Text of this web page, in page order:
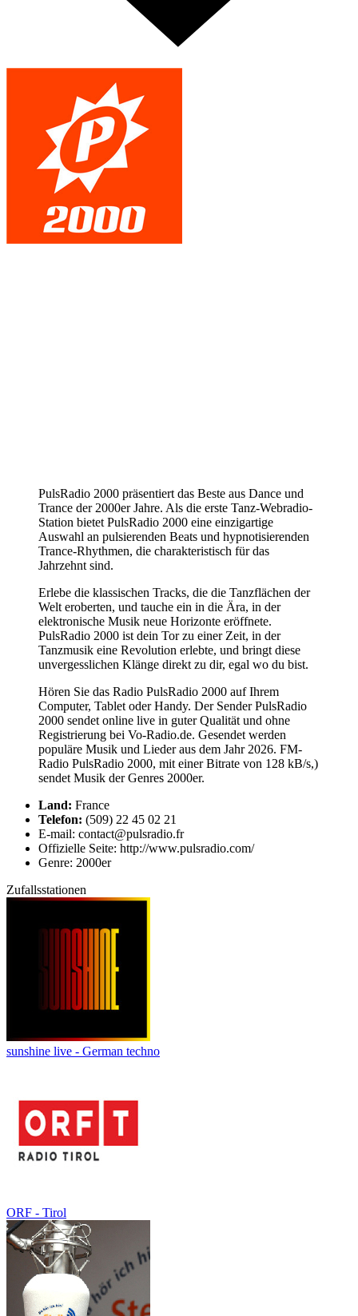
PulsRadio 2000 präsentiert das Beste aus Dance und
Trance der 2000er Jahre. Als die erste Tanz-Webradio-
Station bietet PulsRadio 2000 eine einzigartige
Auswahl an pulsierenden Beats und hypnotisierenden
Trance-Rhythmen, die charakteristisch für das
Jahrzehnt sind.
Erlebe die klassischen Tracks, die die Tanzflächen der
Welt eroberten, und tauche ein in die Ära, in der
elektronische Musik neue Horizonte eröffnete.
PulsRadio 2000 ist dein Tor zu einer Zeit, in der
Tanzmusik eine Revolution erlebte, und bringt diese
unvergesslichen Klänge direkt zu dir, egal wo du bist.
Hören Sie das Radio PulsRadio 2000 auf Ihrem
Computer, Tablet oder Handy. Der Sender PulsRadio
2000 sendet online live in guter Qualität und ohne
Registrierung bei Vo-Radio.de. Gesendet werden
populäre Musik und Lieder aus dem Jahr 2026. FM-
Radio PulsRadio 2000, mit einer Bitrate von 128 kB/s,)
sendet Musik der Genres 2000er.
Land: France
Telefon: (509) 22 45 02 21
E-mail: contact@pulsradio.fr
Offizielle Seite: http://www.pulsradio.com/
Genre: 2000er
Zufallsstationen
sunshine live - German techno
ORF - Tirol